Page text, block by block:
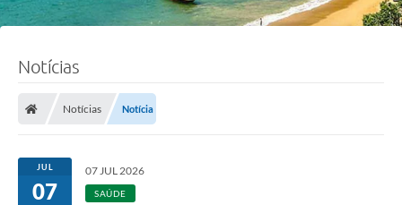
Notícias
Notícias Notícia
JUL
07
07 JUL 2026
SAÚDE